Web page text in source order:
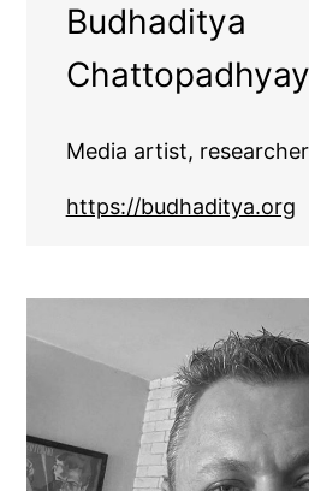
Budhaditya
Chattopadhyay
Media artist,
https://budhaditya.org